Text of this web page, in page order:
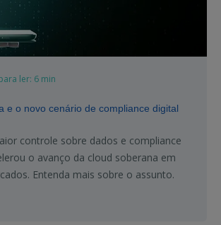
ler: 6 min
e o novo cenário de compliance digital
controle sobre dados e compliance
o avanço da cloud soberana em
Entenda mais sobre o assunto.